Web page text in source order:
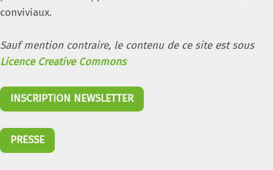
conviviaux.
Sauf mention contraire, le contenu de ce site est sous
Licence Creative Commons
INSCRIPTION NEWSLETTER
PRESSE